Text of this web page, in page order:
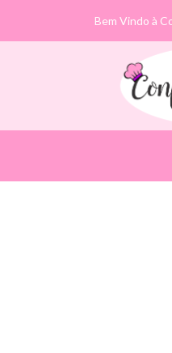
Bem Vindo à